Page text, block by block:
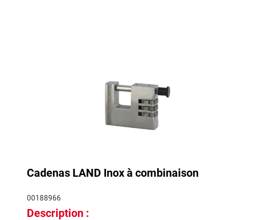
Cadenas LAND Inox à combinaison
00188966
Description :